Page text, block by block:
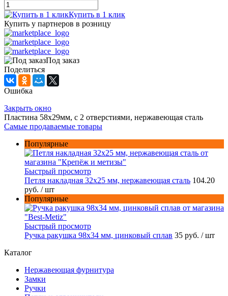
Купить в 1 клик
Купить у партнеров в розницу
Под заказ
Поделиться
Ошибка
Закрыть окно
Пластина 58x29мм, с 2 отверстиями, нержавеющая сталь
Самые продаваемые товары
Популярные
Быстрый просмотр
Петля накладная 32х25 мм, нержавеющая сталь 104.20
руб. / шт
Популярные
Быстрый просмотр
Ручка ракушка 98x34 мм, цинковый сплав 35 руб. / шт
Каталог
Нержавеющая фурнитура
Замки
Ручки